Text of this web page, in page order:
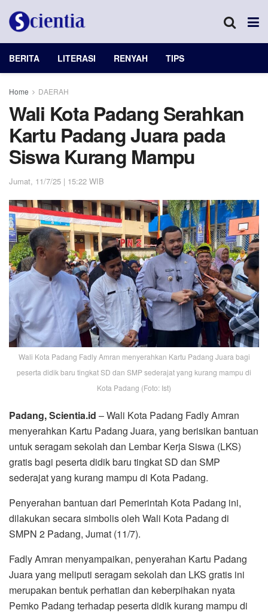
BERITA LITERASI RENYAH TIPS
Home DAERAH
Wali Kota Padang Serahkan
Kartu Padang Juara pada
Siswa Kurang Mampu
Jumat, 11/7/25 | 15:22 WIB
Wali Kota Padang Fadly Amran menyerahkan Kartu Padang Juara bagi
peserta didik baru tingkat SD dan SMP sederajat yang kurang mampu di
Kota Padang (Foto: Ist)
Padang, Scientia.id – Wali Kota Padang Fadly Amran
menyerahkan Kartu Padang Juara, yang berisikan bantuan
untuk seragam sekolah dan Lembar Kerja Siswa (LKS)
gratis bagi peserta didik baru tingkat SD dan SMP
sederajat yang kurang mampu di Kota Padang.
Penyerahan bantuan dari Pemerintah Kota Padang ini,
dilakukan secara simbolis oleh Wali Kota Padang di
SMPN 2 Padang, Jumat (11/7).
Fadly Amran menyampaikan, penyerahan Kartu Padang
Juara yang meliputi seragam sekolah dan LKS gratis ini
merupakan bentuk perhatian dan keberpihakan nyata
Pemko Padang terhadap peserta didik kurang mampu di